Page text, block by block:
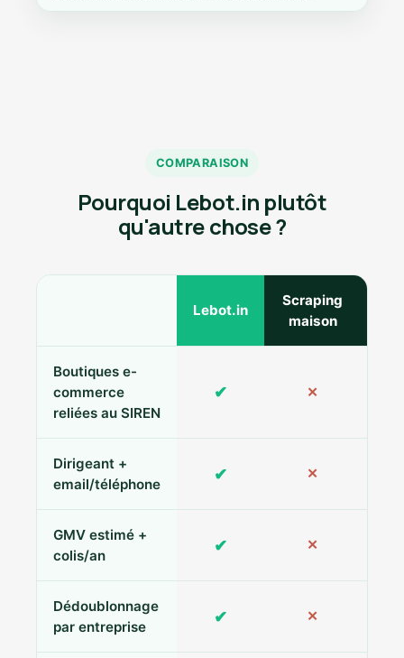
COMPARAISON
Pourquoi Lebot.in plutôt
qu'autre chose ?
Lebot.in
Scraping
maison
Boutiques e-
commerce
reliées au SIREN
✔ ✕
Dirigeant +
email/téléphone
✔ ✕
GMV estimé +
colis/an
✔ ✕
Dédoublonnage
par entreprise
✔ ✕